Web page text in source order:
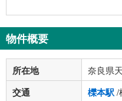
物件概要
所在地 奈良県
交通 櫟本駅/